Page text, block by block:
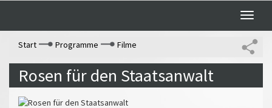
Toggle
Start
Programme Filme
Rosen für den Staatsanwalt